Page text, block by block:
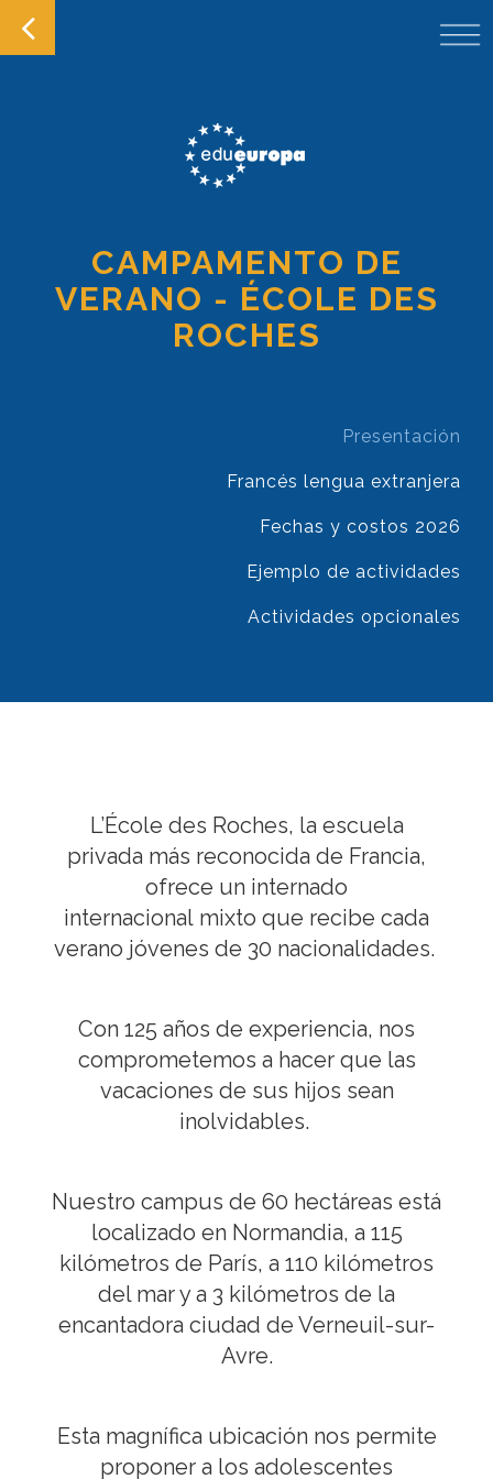
CAMPAMENTO DE
VERANO - ÉCOLE DES
ROCHES
Presentación
Francés lengua extranjera
Fechas y costos 2026
Ejemplo de actividades
Actividades opcionales
L’École des Roches, la escuela
privada más reconocida de Francia,
ofrece un internado
internacional mixto que recibe cada
verano jóvenes de 30 nacionalidades.
Con 125 años de experiencia, nos
comprometemos a hacer que las
vacaciones de sus hijos sean
inolvidables.
Nuestro campus de 60 hectáreas está
localizado en Normandia, a 115
kilómetros de París, a 110 kilómetros
del mar y a 3 kilómetros de la
encantadora ciudad de Verneuil-sur-
Avre.
Esta magnífica ubicación nos permite
proponer a los adolescentes